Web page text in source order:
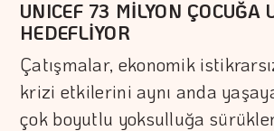
UNICEF 73 MİLYON ÇOCUĞA
HEDEFLİYOR
Çatışmalar, ekonomik
krizi etkilerini aynı anda
çok boyutlu yoksulluğa